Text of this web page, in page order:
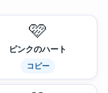
🩷
ピンクのハート
コピー